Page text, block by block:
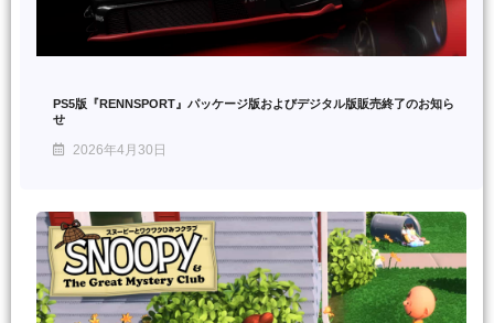
PS5版『RENNSPORT』パッケージ版およびデジタル版販売終了のお知ら
せ
2026年4月30日